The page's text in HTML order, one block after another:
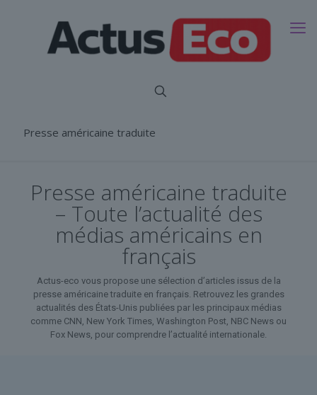
Presse américaine traduite
Presse américaine traduite
– Toute l’actualité des
médias américains en
français
Actus-eco vous propose une sélection d’articles issus de la
presse américaine traduite en français. Retrouvez les grandes
actualités des États-Unis publiées par les principaux médias
comme CNN, New York Times, Washington Post, NBC News ou
Fox News, pour comprendre l’actualité internationale.